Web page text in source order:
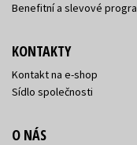
Benefitní a slevové
KONTAKTY
Kontakt na e-shop
Sídlo společnosti
O NÁS